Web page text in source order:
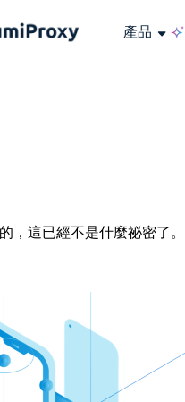
產品
，這已經不是什麼祕密了